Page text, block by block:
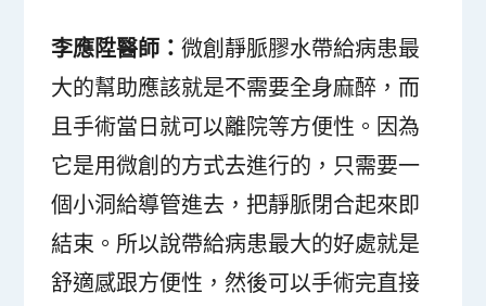
李應陞醫師：微創靜脈膠水帶給病患最
大的幫助應該就是不需要全身麻醉，而
且手術當日就可以離院等方便性。因為
它是用微創的方式去進行的，只需要一
個小洞給導管進去，把靜脈閉合起來即
結束。所以說帶給病患最大的好處就是
舒適感跟方便性，然後可以手術完直接